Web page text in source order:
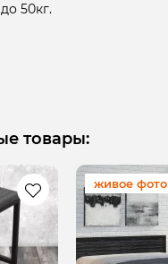
50кг.
товары:
живое фото